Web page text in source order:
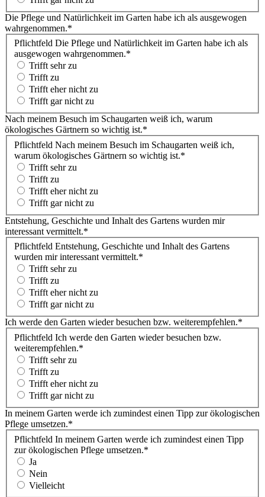
Die Pflege und Natürlichkeit im Garten habe ich als ausgewogen
wahrgenommen.*
Pflichtfeld Die Pflege und Natürlichkeit im Garten habe ich als
ausgewogen wahrgenommen.*
Trifft sehr zu
Trifft zu
Trifft eher nicht zu
Trifft gar nicht zu
Nach meinem Besuch im Schaugarten weiß ich, warum
ökologisches Gärtnern so wichtig ist.*
Pflichtfeld Nach meinem Besuch im Schaugarten weiß ich,
warum ökologisches Gärtnern so wichtig ist.*
Trifft sehr zu
Trifft zu
Trifft eher nicht zu
Trifft gar nicht zu
Entstehung, Geschichte und Inhalt des Gartens wurden mir
interessant vermittelt.*
Pflichtfeld Entstehung, Geschichte und Inhalt des Gartens
wurden mir interessant vermittelt.*
Trifft sehr zu
Trifft zu
Trifft eher nicht zu
Trifft gar nicht zu
Ich werde den Garten wieder besuchen bzw. weiterempfehlen.*
Pflichtfeld Ich werde den Garten wieder besuchen bzw.
weiterempfehlen.*
Trifft sehr zu
Trifft zu
Trifft eher nicht zu
Trifft gar nicht zu
In meinem Garten werde ich zumindest einen Tipp zur ökologischen
Pflege umsetzen.*
Pflichtfeld In meinem Garten werde ich zumindest einen Tipp
zur ökologischen Pflege umsetzen.*
Ja
Nein
Vielleicht